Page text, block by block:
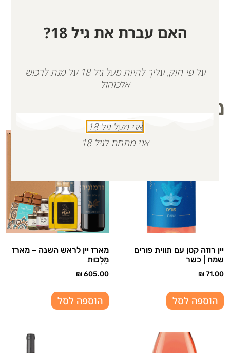
מוצרים קשורים
יין רוזה קטן עם תווית פורים
שמח | כשר
₪71.00
הוספה לסל
מארז יין לראש השנה – מארז
מַלְכוּת
₪605.00
הוספה לסל
האם עברת את גיל 18?
על פי חוק, עליך להיות מעל גיל 18 על מנת לרכוש
אלכוהול
אני מעל גיל 18
אני מתחת לגיל 18